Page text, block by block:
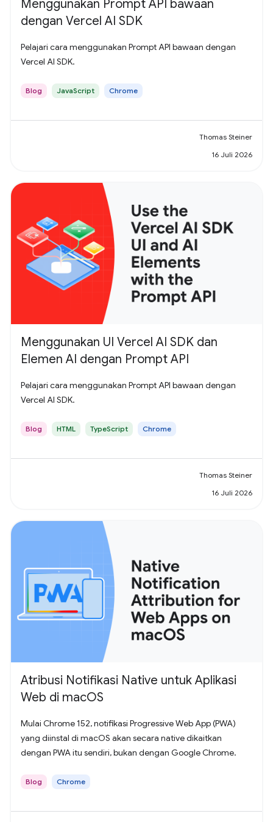
Menggunakan Prompt API bawaan
dengan Vercel AI SDK
Pelajari cara menggunakan Prompt API bawaan dengan
Vercel AI SDK.
Blog JavaScript Chrome
Thomas Steiner
16 Juli 2026
Menggunakan UI Vercel AI SDK dan
Elemen AI dengan Prompt API
Pelajari cara menggunakan Prompt API bawaan dengan
Vercel AI SDK.
Blog HTML TypeScript Chrome
Thomas Steiner
16 Juli 2026
Atribusi Notifikasi Native untuk Aplikasi
Web di macOS
Mulai Chrome 152, notifikasi Progressive Web App (PWA)
yang diinstal di macOS akan secara native dikaitkan
dengan PWA itu sendiri, bukan dengan Google Chrome.
Blog Chrome